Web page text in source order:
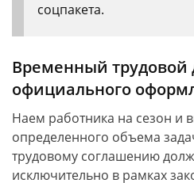
соцпакета.
Временный трудовой
официального
Наем работника на сезон и
определенного объема
трудовому соглашению
исключительно в рамках